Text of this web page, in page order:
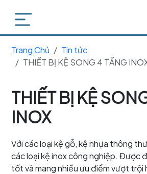
Trang Chủ
Tin tức
THIẾT BỊ KỆ SONG 4 TẦNG
THIẾT BỊ KỆ
INOX
Với các loại kệ gỗ, kệ nhựa thông
các loại kệ inox công nghiệp. Được
tốt và mang nhiều ưu điểm vượt trội